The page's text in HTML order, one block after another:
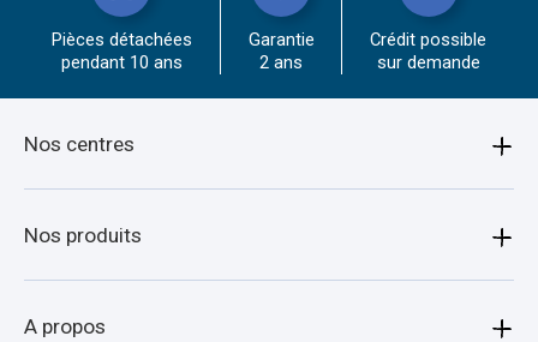
Pièces détachées
pendant 10 ans
Garantie
2 ans
Crédit possible
sur demande
Nos centres
Amiens
Arras
Nos produits
A propos